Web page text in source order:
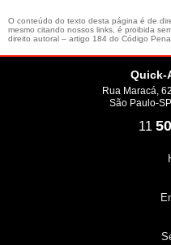
O conteúdo do texto desta página é de
mesmo citando nossos links, é proibida
direito autoral – artigo 184 do Código
Quick-
Rua Maracá,
São Paulo-
11